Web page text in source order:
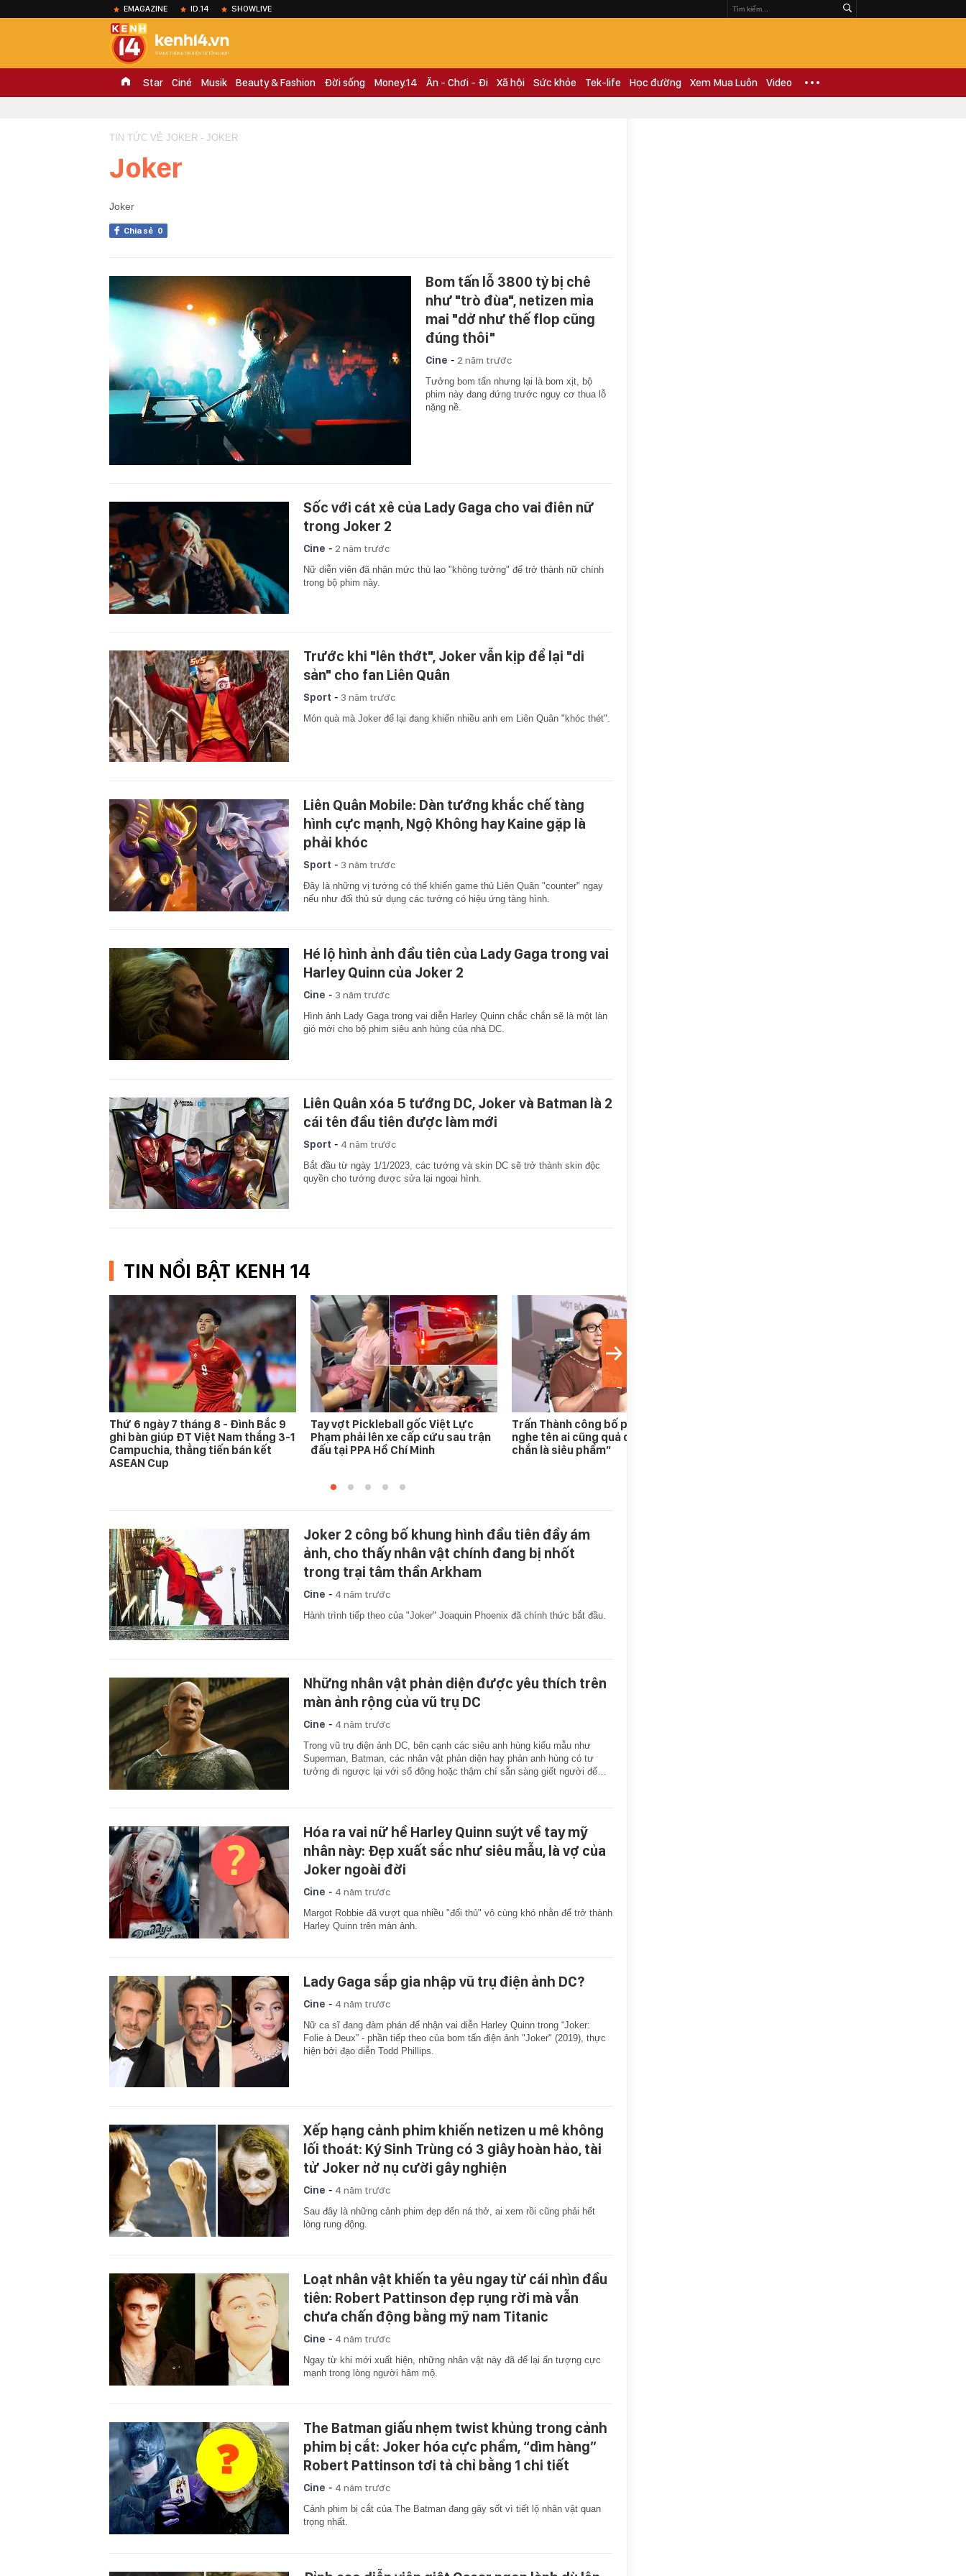
EMAGAZINE ID.14 SHOWLIVE
Star Ciné Musik Beauty & Fashion Đời sống Money.14 Ăn - Chơi - Đi Xã hội Sức khỏe Tek-life Học đường Xem Mua Luôn Video
TIN TỨC VỀ JOKER - JOKER
Joker
Joker
Chia sẻ 0
Bom tấn lỗ 3800 tỷ bị chê
như "trò đùa", netizen mỉa
mai "dở như thế flop cũng
đúng thôi"
Cine - 2 năm trước
Tưởng bom tấn nhưng lại là bom xịt, bộ
phim này đang đứng trước nguy cơ thua lỗ
nặng nề.
Sốc với cát xê của Lady Gaga cho vai điên nữ
trong Joker 2
Cine - 2 năm trước
Nữ diễn viên đã nhận mức thù lao "không tưởng" để trở thành nữ chính
trong bộ phim này.
Trước khi "lên thớt", Joker vẫn kịp để lại "di
sản" cho fan Liên Quân
Sport - 3 năm trước
Món quà mà Joker để lại đang khiến nhiều anh em Liên Quân "khóc thét".
Liên Quân Mobile: Dàn tướng khắc chế tàng
hình cực mạnh, Ngộ Không hay Kaine gặp là
phải khóc
Sport - 3 năm trước
Đây là những vị tướng có thể khiến game thủ Liên Quân "counter" ngay
nếu như đối thủ sử dụng các tướng có hiệu ứng tàng hình.
Hé lộ hình ảnh đầu tiên của Lady Gaga trong vai
Harley Quinn của Joker 2
Cine - 3 năm trước
Hình ảnh Lady Gaga trong vai diễn Harley Quinn chắc chắn sẽ là một làn
gió mới cho bộ phim siêu anh hùng của nhà DC.
Liên Quân xóa 5 tướng DC, Joker và Batman là 2
cái tên đầu tiên được làm mới
Sport - 4 năm trước
Bắt đầu từ ngày 1/1/2023, các tướng và skin DC sẽ trở thành skin độc
quyền cho tướng được sửa lại ngoại hình.
TIN NỔI BẬT KENH 14
Thứ 6 ngày 7 tháng 8 - Đình Bắc 9
ghi bàn giúp ĐT Việt Nam thắng 3-1
Campuchia, thẳng tiến bán kết
ASEAN Cup
Tay vợt Pickleball gốc Việt Lực
Phạm phải lên xe cấp cứu sau trận
đấu tại PPA Hồ Chí Minh
Trấn Thành công bố phim Tết 2027,
nghe tên ai cũng quả quyết “chắc
chắn là siêu phẩm”
Joker 2 công bố khung hình đầu tiên đầy ám
ảnh, cho thấy nhân vật chính đang bị nhốt
trong trại tâm thần Arkham
Cine - 4 năm trước
Hành trình tiếp theo của "Joker" Joaquin Phoenix đã chính thức bắt đầu.
Những nhân vật phản diện được yêu thích trên
màn ảnh rộng của vũ trụ DC
Cine - 4 năm trước
Trong vũ trụ điện ảnh DC, bên cạnh các siêu anh hùng kiểu mẫu như
Superman, Batman, các nhân vật phản diện hay phản anh hùng có tư
tưởng đi ngược lại với số đông hoặc thậm chí sẵn sàng giết người để…
Hóa ra vai nữ hề Harley Quinn suýt về tay mỹ
nhân này: Đẹp xuất sắc như siêu mẫu, là vợ của
Joker ngoài đời
Cine - 4 năm trước
Margot Robbie đã vượt qua nhiều "đối thủ" vô cùng khó nhằn để trở thành
Harley Quinn trên màn ảnh.
Lady Gaga sắp gia nhập vũ trụ điện ảnh DC?
Cine - 4 năm trước
Nữ ca sĩ đang đàm phán để nhận vai diễn Harley Quinn trong “Joker:
Folie à Deux” - phần tiếp theo của bom tấn điện ảnh "Joker" (2019), thực
hiện bởi đạo diễn Todd Phillips.
Xếp hạng cảnh phim khiến netizen u mê không
lối thoát: Ký Sinh Trùng có 3 giây hoàn hảo, tài
tử Joker nở nụ cười gây nghiện
Cine - 4 năm trước
Sau đây là những cảnh phim đẹp đến ná thở, ai xem rồi cũng phải hết
lòng rung động.
Loạt nhân vật khiến ta yêu ngay từ cái nhìn đầu
tiên: Robert Pattinson đẹp rụng rời mà vẫn
chưa chấn động bằng mỹ nam Titanic
Cine - 4 năm trước
Ngay từ khi mới xuất hiện, những nhân vật này đã để lại ấn tượng cực
mạnh trong lòng người hâm mộ.
The Batman giấu nhẹm twist khủng trong cảnh
phim bị cắt: Joker hóa cực phẩm, “dìm hàng”
Robert Pattinson tơi tả chỉ bằng 1 chi tiết
Cine - 4 năm trước
Cảnh phim bị cắt của The Batman đang gây sốt vì tiết lộ nhân vật quan
trọng nhất.